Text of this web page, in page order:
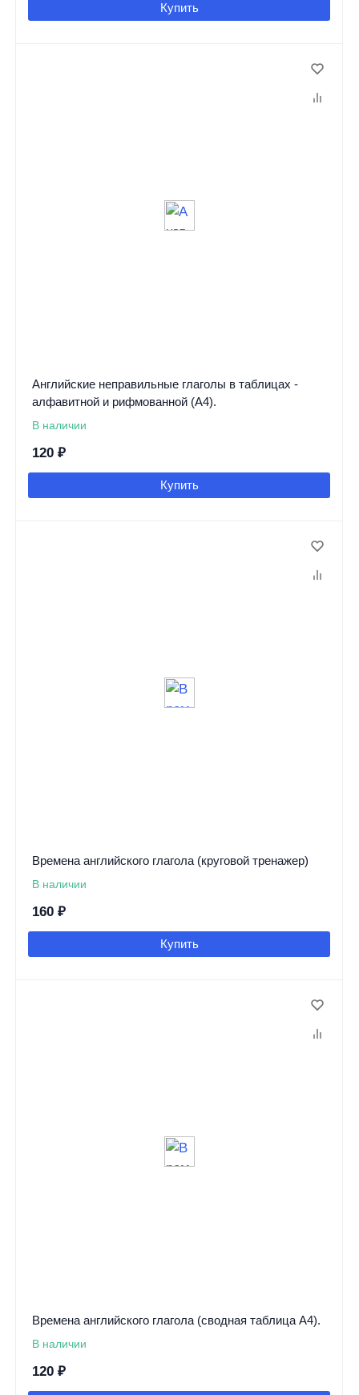
Купить
Английские неправильные глаголы в таблицах -
алфавитной и рифмованной (А4).
В наличии
120 ₽
Купить
Времена английского глагола (круговой тренажер)
В наличии
160 ₽
Купить
Времена английского глагола (сводная таблица А4).
В наличии
120 ₽